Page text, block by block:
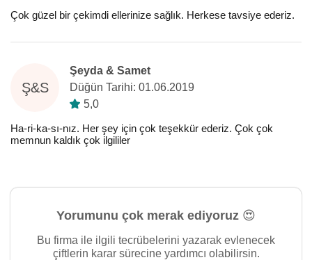
Çok güzel bir çekimdi ellerinize sağlık. Herkese tavsiye ederiz.
Ş&S
Şeyda & Samet
Düğün Tarihi: 01.06.2019
5,0
Ha-ri-ka-sı-nız. Her şey için çok teşekkür ederiz. Çok çok
memnun kaldık çok ilgililer
Yorumunu çok merak ediyoruz 😍
Bu firma ile ilgili tecrübelerini yazarak evlenecek
çiftlerin karar sürecine yardımcı olabilirsin.